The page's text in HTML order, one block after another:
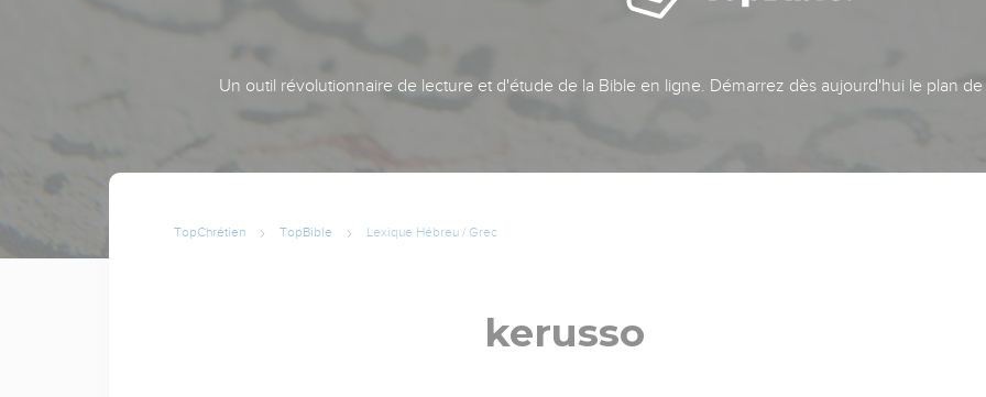
Un outil révolutionnaire de lecture et d'étude de la Bible en ligne. Démarrez dès aujourd'hui le plan
TopChrétien TopBible Lexique Hébreu / Grec
kerusso